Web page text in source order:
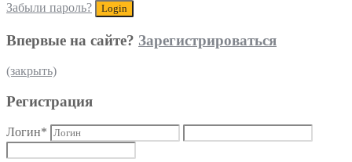
Забыли пароль?
Впервые на сайте? Зарегистрироваться
(закрыть)
Регистрация
Логин*